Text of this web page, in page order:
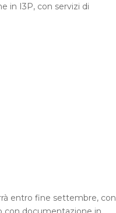
in I3P, con servizi di
entro fine settembre, con